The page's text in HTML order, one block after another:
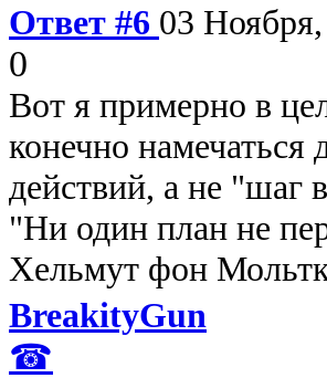
Ответ #6 03
0
Вот я примерно в
конечно намечаться
действий, а не "шаг
"Ни один план не
Хельмут фон
BreakityGun
☎